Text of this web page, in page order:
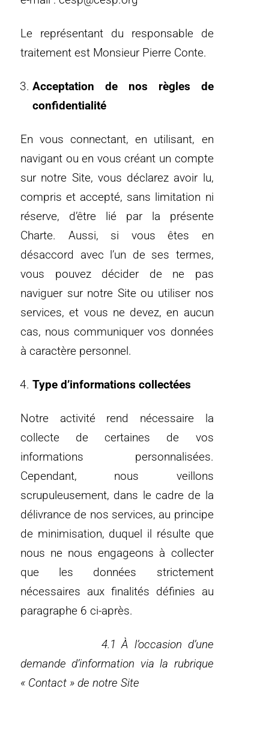
Le représentant du responsable de
traitement est Monsieur Pierre Conte.
Acceptation de nos règles de
confidentialité
En vous connectant, en utilisant, en
navigant ou en vous créant un compte
sur notre Site, vous déclarez avoir lu,
compris et accepté, sans limitation ni
réserve, d’être lié par la présente
Charte. Aussi, si vous êtes en
désaccord avec l’un de ses termes,
vous pouvez décider de ne pas
naviguer sur notre Site ou utiliser nos
services, et vous ne devez, en aucun
cas, nous communiquer vos données
à caractère personnel.
Type d’informations collectées
Notre activité rend nécessaire la
collecte de certaines de vos
informations personnalisées.
Cependant, nous veillons
scrupuleusement, dans le cadre de la
délivrance de nos services, au principe
de minimisation, duquel il résulte que
nous ne nous engageons à collecter
que les données strictement
nécessaires aux finalités définies au
paragraphe 6 ci-après.
4.1 À l’occasion d’une
demande d’information via la rubrique
« Contact » de notre Site